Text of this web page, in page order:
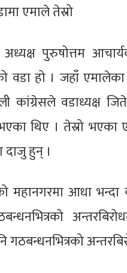
एमाले तेस्रो
अध्यक्ष पुरुषोत्तम
हो । जहाँ एमालेका
वडाध्यक्ष
थिए । तेस्रो
दाजु हुन् ।
आधा भन्दा
गठबन्धनभित्रको